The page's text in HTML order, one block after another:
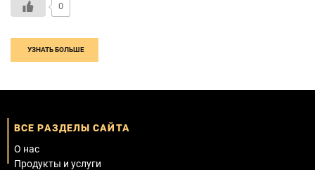
0
УЗНАТЬ БОЛЬШЕ
ВСЕ РАЗДЕЛЫ САЙТА
О нас
Продукты и услуги